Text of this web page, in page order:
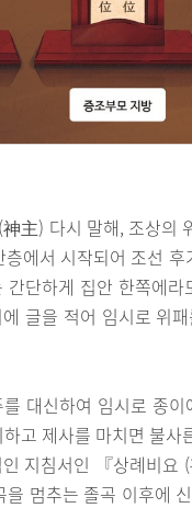
主) 다시 말해, 조상의
에서 시작되어 조선
단하게 집안 한쪽에
글을 적어 임시로 위
대신하여 임시로 종
고 제사를 마치면 불
지침서인 『상례비
을 멈추는 졸곡 이후에